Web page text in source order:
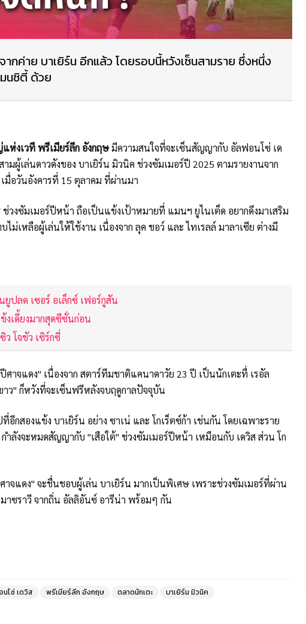
กค่าย บาเยิร์น อีกแล้ว โดยรอบนี้หวังเซ็นสามราย ซึ่งหนึ่ง
นซิตี้ ด้วย
ห่งเวที พรีเมียร์ลีก อังกฤษมีความสนใจที่จะเซ็นสัญญากับ อัลฟอนโซ่ เด
มผู้เล่นดาวดังของ บาเยิร์น มิวนิค ช่วงซัมเมอร์ปี 2025 ตามรายงานจาก
มื่อวันอังคารที่ 15 ตุลาคม ที่ผ่านมา
วงซัมเมอร์ปีหน้า ถือเป็นแข้งเป้าหมายที่ แมนฯ ยูไนเต็ด อยากดึงมาเสริม
เหลือผู้เล่นให้ใช้งาน เนื่องจาก ลุค ชอว์ และ ไทเรลล์ มาลาเซีย ต่างมี
ปลด เซอร์ อเล็กซ์ เฟอร์กูสัน
เดี้ยงมากสุดซีซั่นก่อน
โจชัว เซิร์กซี่
ปีศาจแดง" เนื่องจาก สตาร์ทีมชาติแคนาดาวัย 23 ปี เป็นนักเตะทื่ เรอัล
ว" ก็หวังที่จะเซ็นฟรีหลังจบฤดูกาลปัจจุบัน
กสองแข้ง บาเยิร์น อย่าง ซาเน่ และ โกเร็ตซ์ก้า เช่นกัน โดยเฉพาะราย
ลังจะหมดสัญญากับ "เสือใต้" ช่วงซัมเมอร์ปีหน้า เหมือนกับ เดวิส ส่วน โก
าจแดง" จะชื่นชอบผู้เล่น บาเยิร์น มากเป็นพิเศษ เพราะช่วงซัมเมอร์ที่ผ่าน
าซราวี จากถิ่น อัลลิอันซ์ อารีน่า พร้อมๆ กัน
โซ่ เดวิส พรีเมียร์ลีก อังกฤษ ตลาดนักเตะ
บาเยิร์น มิวนิค